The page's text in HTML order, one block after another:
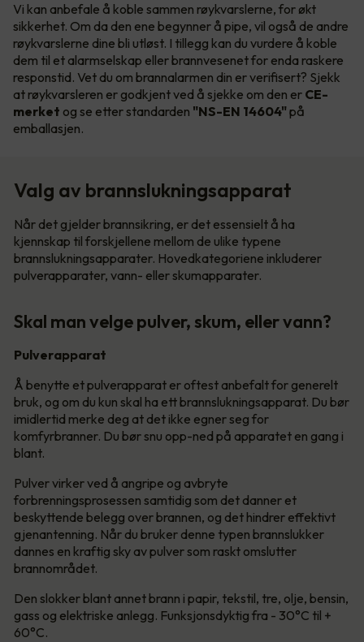
Vi kan anbefale å koble sammen røykvarslerne, for økt
sikkerhet. Om da den ene begynner å pipe, vil også de andre
røykvarslerne dine bli utløst. I tillegg kan du vurdere å koble
dem til et alarmselskap eller brannvesenet for enda raskere
responstid. Vet du om brannalarmen din er verifisert? Sjekk
at røykvarsleren er godkjent ved å sjekke om den er CE-
merket og se etter standarden "NS-EN 14604"på
emballasjen.
Valg av brannslukningsapparat
Når det gjelder brannsikring, er det essensielt å ha
kjennskap til forskjellene mellom de ulike typene
brannslukningsapparater. Hovedkategoriene inkluderer
pulverapparater, vann- eller skumapparater.
Skal man velge pulver, skum, eller vann?
Pulverapparat
Å benytte et pulverapparat er oftest anbefalt for generelt
bruk, og om du kun skal ha ett brannslukningsapparat. Du bør
imidlertid merke deg at det ikke egner seg for
komfyrbranner. Du bør snu opp-ned på apparatet en gang i
blant.
Pulver virker ved å angripe og avbryte
forbrenningsprosessen samtidig som det danner et
beskyttende belegg over brannen, og det hindrer effektivt
gjenantenning. Når du bruker denne typen brannslukker
dannes en kraftig sky av pulver som raskt omslutter
brannområdet.
Den slokker blant annet brann i papir, tekstil, tre, olje, bensin,
gass og elektriske anlegg. Funksjonsdyktig fra - 30°C til +
60°C.